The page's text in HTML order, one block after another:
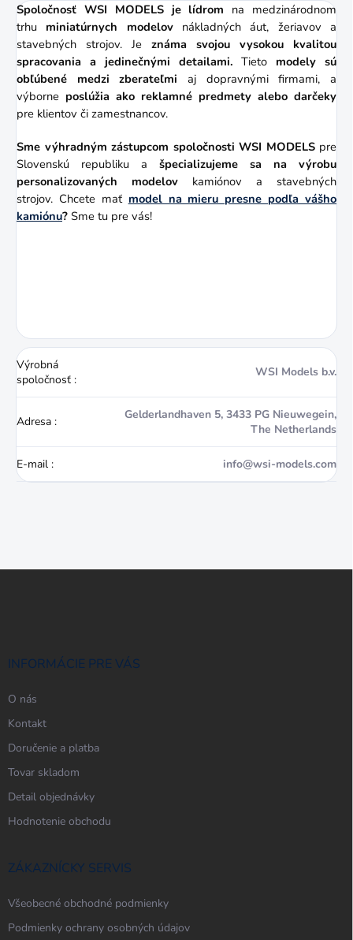
Spoločnosť WSI MODELS je lídrom na medzinárodnom
trhu miniatúrnych modelovnákladných áut, žeriavov a
stavebných strojov. Je známa svojou vysokou kvalitou
spracovania a jedinečnými detailami. Tieto modely sú
obľúbené medzi zberateľmi aj dopravnými firmami, a
výborne poslúžia ako reklamné predmety alebo darčeky
pre klientov či zamestnancov.
Sme výhradným zástupcom spoločnosti WSI MODELSpre
Slovenskú republiku a špecializujeme sa na výrobu
personalizovaných modelov kamiónov a stavebných
strojov. Chcete mať model na mieru presne podľa vášho
kamiónu? Sme tu pre vás!
Výrobná
spoločnosť :
WSI Models b.v.
Adresa :
Gelderlandhaven 5, 3433 PG Nieuwegein,
The Netherlands
E-mail : info@wsi-models.com
Z
INFORMÁCIE PRE VÁS
O nás
Kontakt
Doručenie a platba
Tovar skladom
Detail objednávky
Hodnotenie obchodu
ZÁKAZNÍCKY SERVIS
Všeobecné obchodné podmienky
Podmienky ochrany osobných údajov